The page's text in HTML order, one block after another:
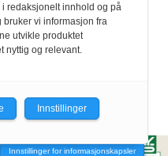
Innstillinger for informasjonskapsler
redaksjonelt innhold og på
vi informasjon fra
utvikle produktet
nyttig og relevant.
Innstillinger